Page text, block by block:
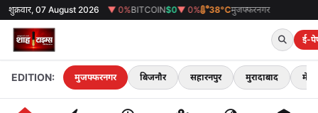
शुक्रवार, 07 August 2026
SENSEX0▼ 0%BITCOIN $0▼ 0% 38°Cमुजफ्फरनगर
ई-
EDITION: मुजफ्फरनगर बिजनौर सहारनपुर मुरादाबाद मेरठ